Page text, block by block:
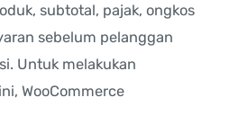
subtotal, pajak, ongkos
sebelum pelanggan
Untuk melakukan
WooCommerce